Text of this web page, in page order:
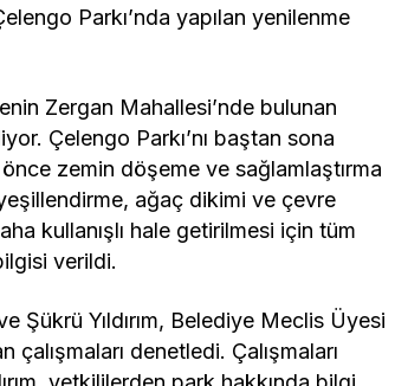
Parkı’nda yapılan yenilenme
Zergan Mahallesi’nde bulunan
Çelengo Parkı’nı baştan sona
zemin döşeme ve sağlamlaştırma
ağaç dikimi ve çevre
kullanışlı hale getirilmesi için tüm
verildi.
Şükrü Yıldırım, Belediye Meclis Üyesi
çalışmaları denetledi. Çalışmaları